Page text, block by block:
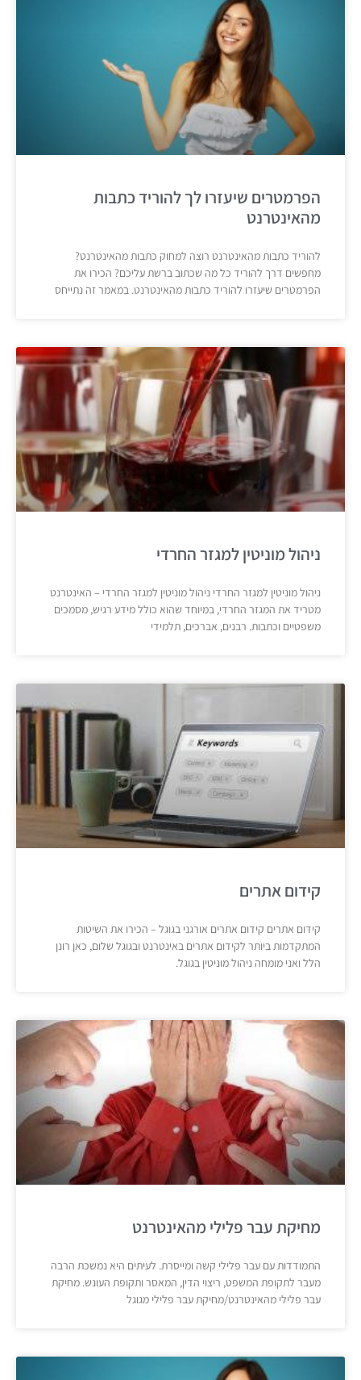
הפרמטרים שיעזרו לך להוריד כתבות
מהאינטרנט
להוריד כתבות מהאינטרנט רוצה למחוק כתבות מהאינטרנט?
מחפשים דרך להוריד כל מה שכתוב ברשת עליכם? הכירו את
הפרמטרים שיעזרו להוריד כתבות מהאינטרנט. במאמר זה נתייחס
ניהול מוניטין למגזר החרדי
ניהול מוניטין למגזר החרדי ניהול מוניטין למגזר החרדי – האינטרנט
מטריד את המגזר החרדי, במיוחד שהוא כולל מידע רגיש, מסמכים
משפטיים וכתבות. רבנים, אברכים, תלמידי
קידום אתרים
קידום אתרים קידום אתרים אורגני בגוגל – הכירו את השיטות
המתקדמות ביותר לקידום אתרים באינטרנט ובגוגל שלום, כאן רונן
הלל ואני מומחה ניהול מוניטין בגוגל.
מחיקת עבר פלילי מהאינטרנט
התמודדות עם עבר פלילי קשה ומייסרת. לעיתים היא נמשכת הרבה
מעבר לתקופת המשפט, ריצוי הדין, המאסר ותקופת העונש. מחיקת
עבר פלילי מהאינטרנט/מחיקת עבר פלילי מגוגל